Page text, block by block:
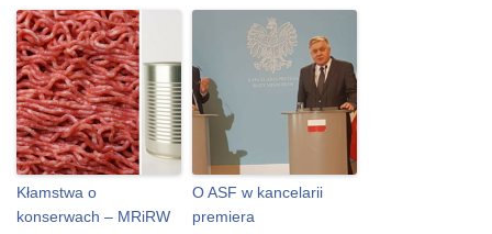
Kłamstwa o
konserwach – MRiRW
O ASF w kancelarii
premiera